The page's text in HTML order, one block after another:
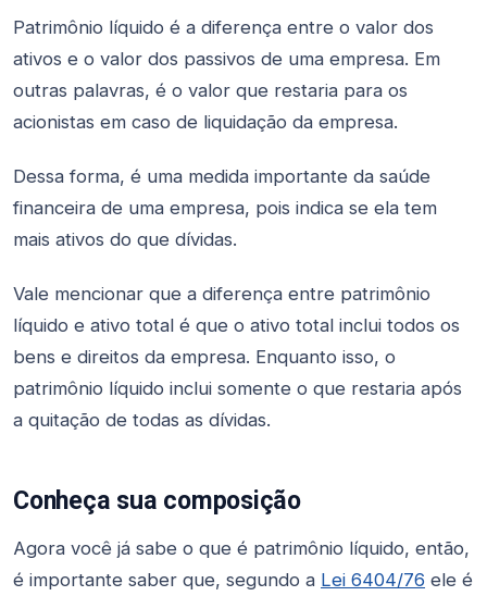
Patrimônio líquido é a diferença entre o valor dos
ativos e o valor dos passivos de uma empresa. Em
outras palavras, é o valor que restaria para os
acionistas em caso de liquidação da empresa.
Dessa forma, é uma medida importante da saúde
financeira de uma empresa, pois indica se ela tem
mais ativos do que dívidas.
Vale mencionar que a diferença entre patrimônio
líquido e ativo total é que o ativo total inclui todos os
bens e direitos da empresa. Enquanto isso, o
patrimônio líquido inclui somente o que restaria após
a quitação de todas as dívidas.
Conheça sua composição
Agora você já sabe o que é patrimônio líquido, então,
é importante saber que, segundo a Lei 6404/76 ele é